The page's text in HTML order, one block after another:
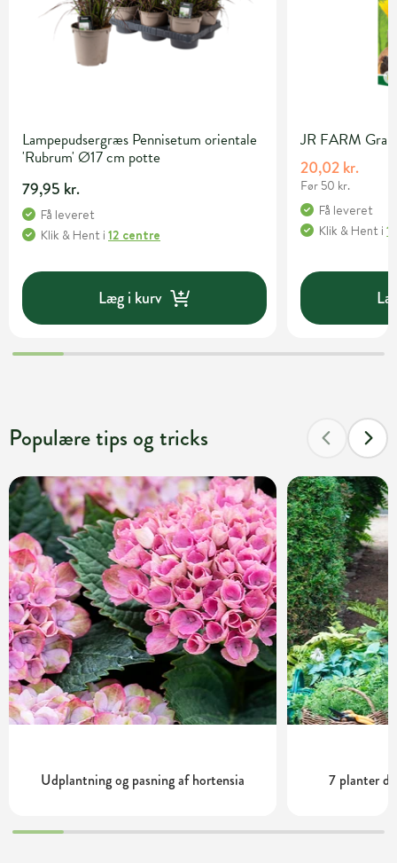
Lampepudsergræs Pennisetum orientale
'Rubrum' Ø17 cm potte
79,95 kr.
Få leveret
Klik & Hent i 12 centre
Læg i kurv
JR FARM
20,02 kr.
Før 50 kr.
Få leveret
Klik & Hent i
Populære tips og tricks
Udplantning og pasning af hortensia 7 planter